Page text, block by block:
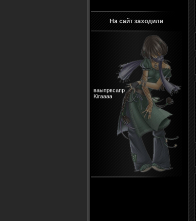
На сайт заходили
ваыпрвсапр